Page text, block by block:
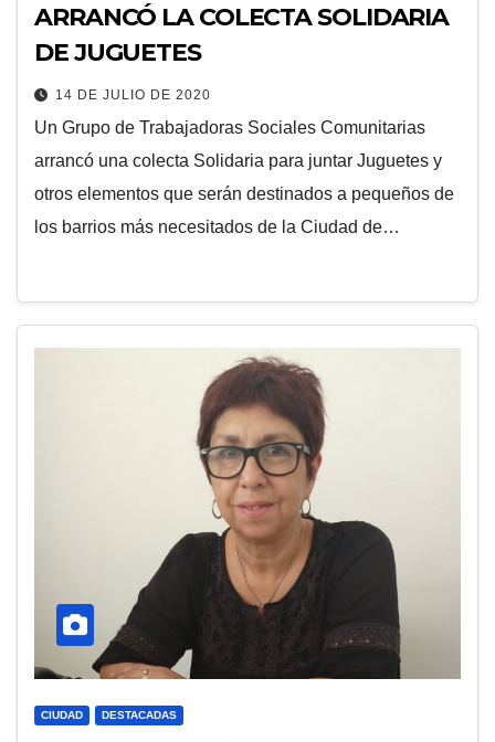
ARRANCÓ LA COLECTA SOLIDARIA
DE JUGUETES
14 DE JULIO DE 2020
Un Grupo de Trabajadoras Sociales Comunitarias
arrancó una colecta Solidaria para juntar Juguetes y
otros elementos que serán destinados a pequeños de
los barrios más necesitados de la Ciudad de…
CIUDAD DESTACADAS